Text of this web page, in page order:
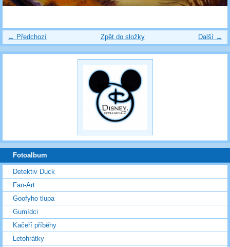
← Předchozí Další →
Zpět do složky
Fotoalbum
Detektiv Duck
Fan-Art
Goofyho tlupa
Gumídci
Kačeří příběhy
Letohrátky